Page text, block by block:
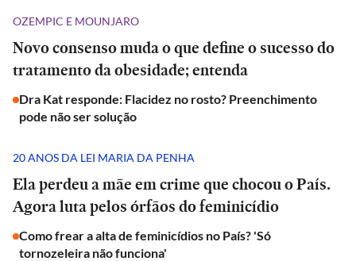
OZEMPIC E MOUNJARO
Novo consenso muda o que define o sucesso do
tratamento da obesidade; entenda
Dra Kat responde: Flacidez no rosto? Preenchimento
pode não ser solução
20 ANOS DA LEI MARIA DA PENHA
Ela perdeu a mãe em crime que chocou o País.
Agora luta pelos órfãos do feminicídio
Como frear a alta de feminicídios no País? 'Só
tornozeleira não funciona'